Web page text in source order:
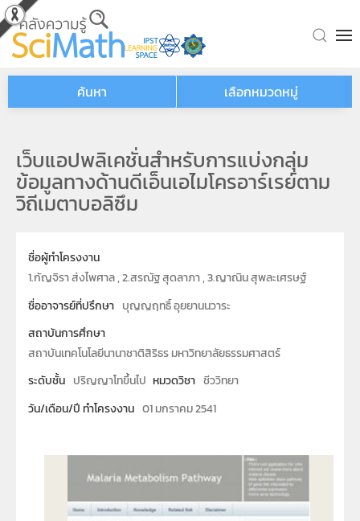
Skip to main content
ค้นหา เลือกหมวดหมู่
เว็บแอปพลิเคชั่นสำหรับการแบ่งกลุ่ม
ข้อมูลทางด้านดีเอ็นเอไมโครอาร์เรย์ตาม
วิถีเมตาบอลิซึม
ชื่อผู้ทำโครงงาน
1.กัญจิรา ส่งไพศาล , 2.สรณัฐ สุดลาภา , 3.ญาณิน สุพละเศรษฐ์
ชื่ออาจารย์ที่ปรึกษา บุญญฤทธิ์ อุยยานนวาระ
สถาบันการศึกษา
สถาบันเทคโนโลยีนานาชาติสิริธร มหาวิทยาลัยธรรมศาสตร์
ระดับชั้น ปริญญาโทขึ้นไป หมวดวิชา ชีววิทยา
วัน/เดือน/ปี ทำโครงงาน 01 มกราคม 2541